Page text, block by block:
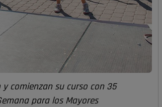
comienzan su curso con 35
para los Mayores